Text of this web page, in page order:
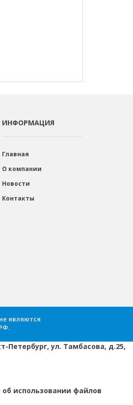
ИНФОРМАЦИЯ
Главная
О компании
Новости
Контакты
являются
Петербург, ул. Тамбасова, д.25,
использовании файлов